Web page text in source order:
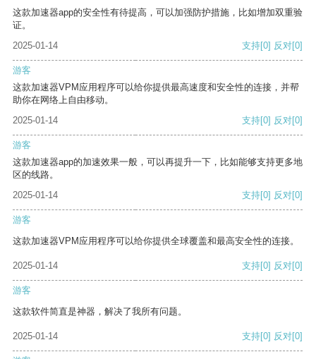
这款加速器app的安全性有待提高，可以加强防护措施，比如增加双重验
证。
2025-01-14
支持[0] 反对[0]
游客
这款加速器VPM应用程序可以给你提供最高速度和安全性的连接，并帮
助你在网络上自由移动。
2025-01-14
支持[0] 反对[0]
游客
这款加速器app的加速效果一般，可以再提升一下，比如能够支持更多地
区的线路。
2025-01-14
支持[0] 反对[0]
游客
这款加速器VPM应用程序可以给你提供全球覆盖和最高安全性的连接。
2025-01-14 支持[0] 反对[0]
游客
这款软件简直是神器，解决了我所有问题。
2025-01-14 支持[0] 反对[0]